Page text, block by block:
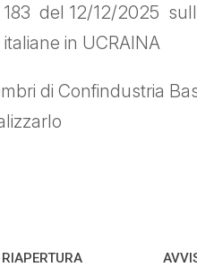
del 12/12/2025
in UCRAINA
di Confindustria